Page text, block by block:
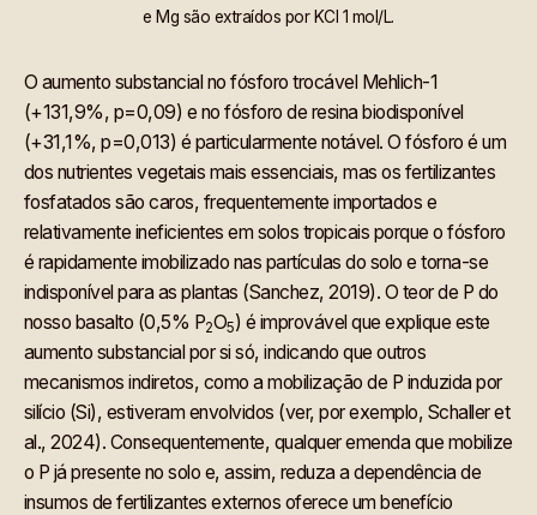
e Mg são extraídos por KCl 1 mol/L.
O aumento substancial no fósforo trocável Mehlich-1
(+131,9%, p=0,09) e no fósforo de resina biodisponível
(+31,1%, p=0,013) é particularmente notável. O fósforo é um
dos nutrientes vegetais mais essenciais, mas os fertilizantes
fosfatados são caros, frequentemente importados e
relativamente ineficientes em solos tropicais porque o fósforo
é rapidamente imobilizado nas partículas do solo e torna-se
indisponível para as plantas (Sanchez, 2019). O teor de P do
nosso basalto (0,5% P2O5) é improvável que explique este
aumento substancial por si só, indicando que outros
mecanismos indiretos, como a mobilização de P induzida por
silício (Si), estiveram envolvidos (ver, por exemplo, Schaller et
al., 2024). Consequentemente, qualquer emenda que mobilize
o P já presente no solo e, assim, reduza a dependência de
insumos de fertilizantes externos oferece um benefício